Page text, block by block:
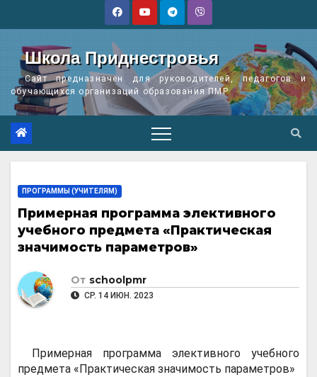
Школа Приднестровья
Сайт предназначен для руководителей, педагогов и
обучающихся организаций образования ПМР
ПРОГРАММЫ (УЧИТЕЛЯМ)
Примерная программа элективного
учебного предмета «Практическая
значимость параметров»
От schoolpmr
СР. 14 ИЮН. 2023
Примерная программа элективного учебного
предмета «Практическая значимость параметров»